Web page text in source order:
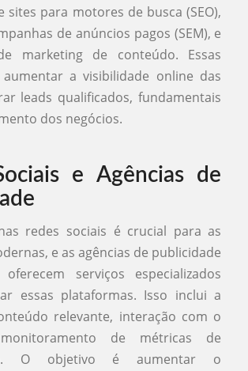
sites para motores de busca (SEO),
de anúncios pagos (SEM), e
marketing de conteúdo. Essas
a visibilidade online das
leads qualificados, fundamentais
dos negócios.
e Agências de
redes sociais é crucial para as
e as agências de publicidade
serviços especializados
essas plataformas. Isso inclui a
relevante, interação com o
de métricas de
O objetivo é aumentar o